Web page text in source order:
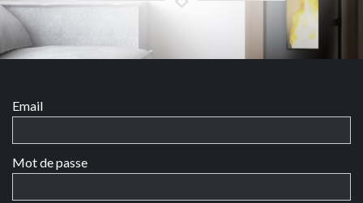
Email
Mot de passe